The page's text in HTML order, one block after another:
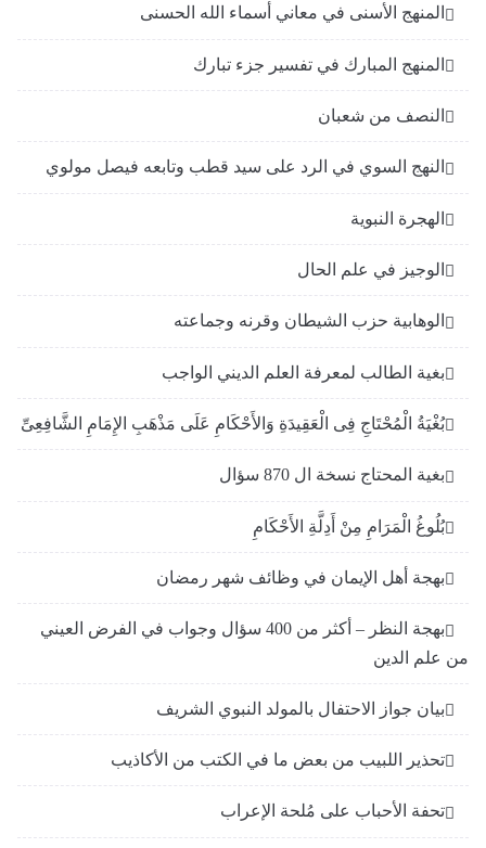
المنهج الأسنى في معاني أسماء الله الحسنى
المنهج المبارك في تفسير جزء تبارك
النصف من شعبان
النهج السوي في الرد على سيد قطب وتابعه فيصل مولوي
الهجرة النبوية
الوجيز في علم الحال
الوهابية حزب الشيطان وقرنه وجماعته
بغية الطالب لمعرفة العلم الديني الواجب
بُغْيَةُ الْمُحْتَاجِ فِى الْعَقِيدَةِ وَالأَحْكَامِ عَلَى مَذْهَبِ الإِمَامِ الشَّافِعِىِّ
بغية المحتاج نسخة ال 870 سؤال
بُلُوغُ الْمَرَامِ مِنْ أَدِلَّةِ الأَحْكَامِ
بهجة أهل الإيمان في وظائف شهر رمضان
بهجة النظر – أكثر من 400 سؤال وجواب في الفرض العيني
من علم الدين
بيان جواز الاحتفال بالمولد النبوي الشريف
تحذير اللبيب من بعض ما في الكتب من الأكاذيب
تحفة الأحباب على مُلحة الإعراب